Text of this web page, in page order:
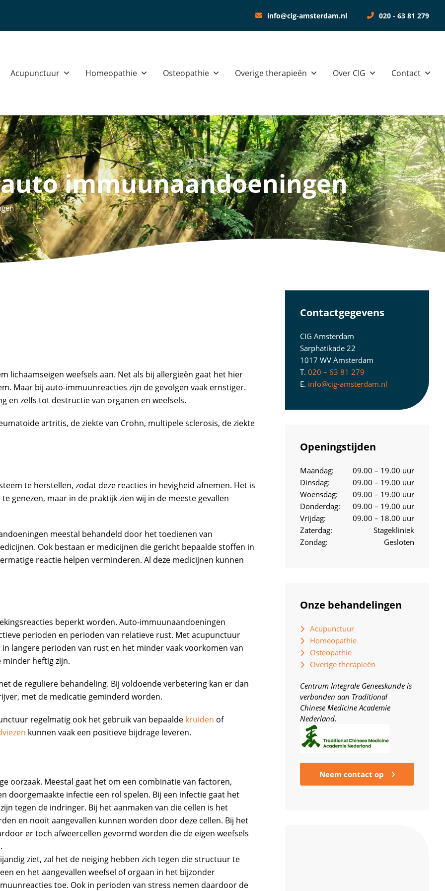
Unieke multidisciplinaire samenwerking info@cig-amsterdam.nl 020 - 63 81 279
Acupunctuur Homeopathie Osteopathie Overige therapieën Over CIG Contact
immuunaandoeningen
lichaamseigen weefsels aan. Net als bij allergieën gaat het hier
Maar bij auto-immuunreacties zijn de gevolgen vaak ernstiger.
en zelfs tot destructie van organen en weefsels.
artritis, de ziekte van Crohn, multipele sclerosis, de ziekte
te herstellen, zodat deze reacties in hevigheid afnemen. Het is
genezen, maar in de praktijk zien wij in de meeste gevallen
meestal behandeld door het toedienen van
Ook bestaan er medicijnen die gericht bepaalde stoffen in
reactie helpen verminderen. Al deze medicijnen kunnen
beperkt worden. Auto-immuunaandoeningen
perioden en perioden van relatieve rust. Met acupunctuur
langere perioden van rust en het minder vaak voorkomen van
minder heftig zijn.
de reguliere behandeling. Bij voldoende verbetering kan er dan
met de medicatie geminderd worden.
regelmatig ook het gebruik van bepaalde kruiden of
kunnen vaak een positieve bijdrage leveren.
oorzaak. Meestal gaat het om een combinatie van factoren,
doorgemaakte infectie een rol spelen. Bij een infectie gaat het
tegen de indringer. Bij het aanmaken van die cellen is het
en nooit aangevallen kunnen worden door deze cellen. Bij het
er toch afweercellen gevormd worden die de eigen weefsels
ziet, zal het de neiging hebben zich tegen die structuur te
en het aangevallen weefsel of orgaan in het bijzonder
toe. Ook in perioden van stress nemen daardoor de
Contactgegevens
CIG Amsterdam
Sarphatikade 22
1017 WV Amsterdam
T. 020 – 63 81 279
E. info@cig-amsterdam.nl
Openingstijden
Maandag:
09.00 – 19.00 uur
Dinsdag:
09.00 – 19.00 uur
Woensdag:
09.00 – 19.00 uur
Donderdag:
09.00 – 19.00 uur
Vrijdag:
09.00 – 18.00 uur
Zaterdag:
Stagekliniek
Zondag:
Gesloten
Onze behandelingen
Acupunctuur
Homeopathie
Osteopathie
Overige therapieën
Centrum Integrale Geneeskunde is
verbonden aan Traditional
Chinese Medicine Academie
Nederland.
Neem contact op